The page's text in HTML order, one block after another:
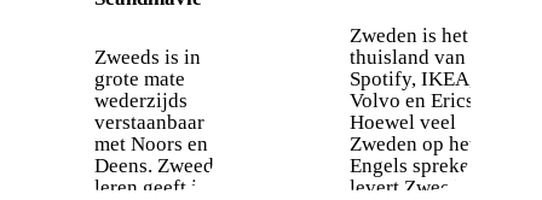
Zweeds is in
grote mate
wederzijds
verstaanbaar
met Noors en
Deens. Zweeds
leren geeft je
Zweden is het
thuisland van
Spotify, IKEA,
Volvo en Ericsson.
Hoewel veel
Zweden op het werk
Engels spreken,
levert Zweeds